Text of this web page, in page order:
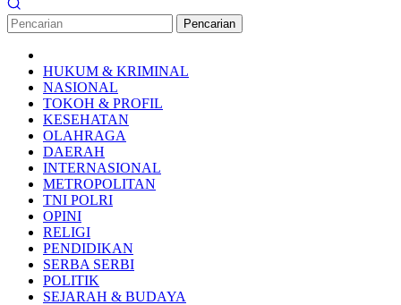
Pencarian
HUKUM & KRIMINAL
NASIONAL
TOKOH & PROFIL
KESEHATAN
OLAHRAGA
DAERAH
INTERNASIONAL
METROPOLITAN
TNI POLRI
OPINI
RELIGI
PENDIDIKAN
SERBA SERBI
POLITIK
SEJARAH & BUDAYA